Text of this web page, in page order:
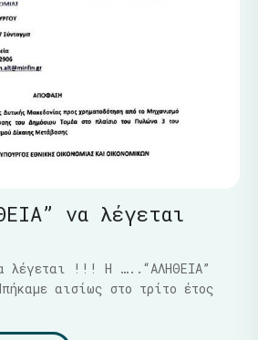
να λέγεται
λέγεται !!! Η …..“ΑΛΗΘΕΙΑ”
αισίως στο τρίτο έτος